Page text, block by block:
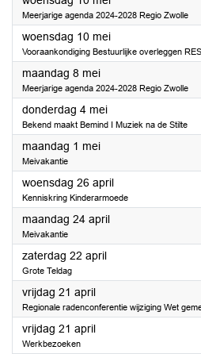
Meerjarige agenda 2024-2028 Regio Zwolle
woensdag 10 mei2023
Vooraankondiging Bestuurlijke overleggen
maandag 8 mei2023
Meerjarige agenda 2024-2028 Regio Zwolle
donderdag 4 mei2023
Bekend maakt Bemind I Muziek na de Stilte
maandag 1 mei2023
Meivakantie
woensdag 26 april2023
Kenniskring Kinderarmoede
maandag 24 april2023
Meivakantie
zaterdag 22 april2023
Grote Teldag
vrijdag 21 april2023
Regionale radenconferentie wijziging Wet
vrijdag 21 april2023
Werkbezoeken